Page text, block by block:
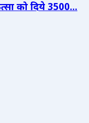
को दिये 3500...